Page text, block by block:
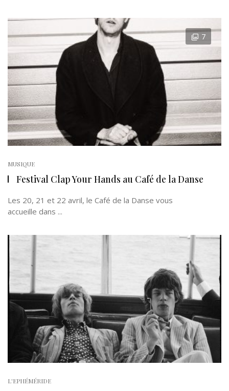
7
MUSIQUE
Festival Clap Your Hands au Café de la Danse
Les 20, 21 et 22 avril, le Café de la Danse vous
accueille dans ...
L'EPHÉMÉRIDE